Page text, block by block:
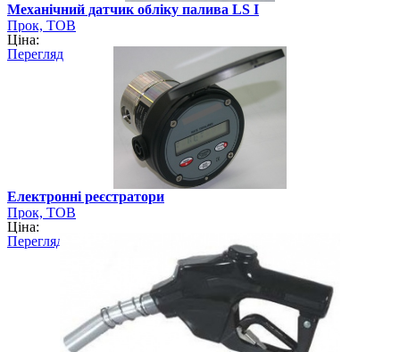
Механічний датчик обліку палива LS I
Прок, ТОВ
Ціна:
Перегляд
Електронні реєстратори
Прок, ТОВ
Ціна:
Перегляд